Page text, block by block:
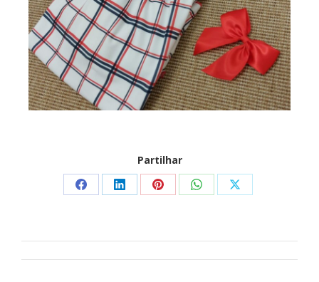
Partilhar